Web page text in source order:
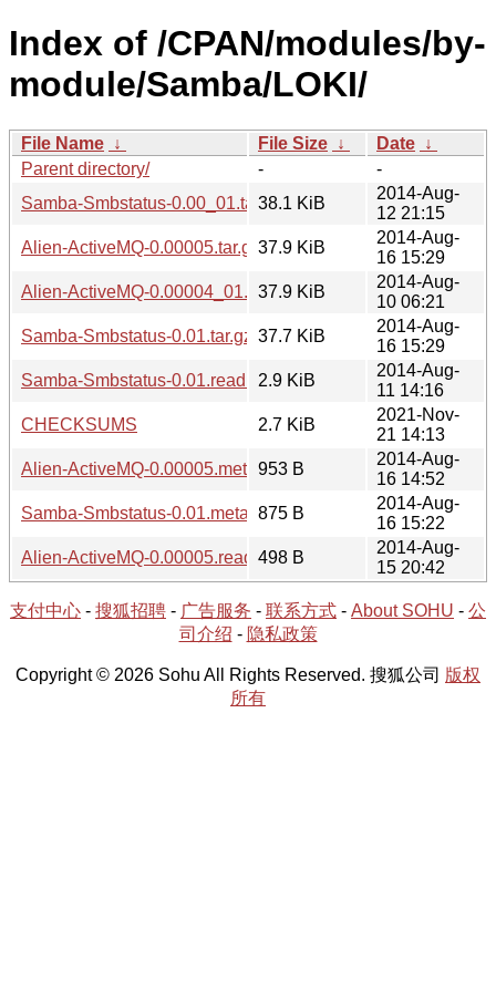
Index of /CPAN/modules/by-
module/Samba/LOKI/
File Name ↓ File Size ↓ Date ↓
Parent directory/
-
-
Samba-Smbstatus-0.00_01.tar.gz38.1 KiB
2014-Aug-
12 21:15
Alien-ActiveMQ-0.00005.tar.gz37.9 KiB
2014-Aug-
16 15:29
Alien-ActiveMQ-0.00004_01.tar.gz37.9 KiB
2014-Aug-
10 06:21
Samba-Smbstatus-0.01.tar.gz 37.7 KiB
2014-Aug-
16 15:29
Samba-Smbstatus-0.01.readme2.9 KiB
2014-Aug-
11 14:16
CHECKSUMS
2.7 KiB
2021-Nov-
21 14:13
Alien-ActiveMQ-0.00005.meta 953 B
2014-Aug-
16 14:52
Samba-Smbstatus-0.01.meta 875 B
2014-Aug-
16 15:22
Alien-ActiveMQ-0.00005.readme498 B
2014-Aug-
15 20:42
支付中心 - 搜狐招聘 - 广告服务 - 联系方式 - About SOHU - 公
司介绍 - 隐私政策
Copyright © 2026 Sohu All Rights Reserved. 搜狐公司 版权
所有